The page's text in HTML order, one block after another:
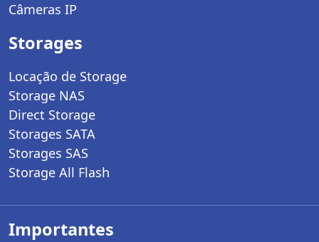
Câmeras IP
Storages
Locação de Storage
Storage NAS
Direct Storage
Storages SATA
Storages SAS
Storage All Flash
Importantes